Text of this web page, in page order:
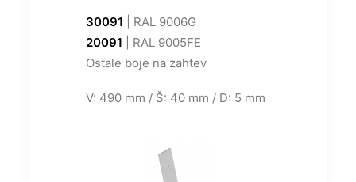
30091 | RAL 9006G
20091 | RAL 9005FE
Ostale boje na zahtev
V: 490 mm / Š: 40 mm / D: 5 mm